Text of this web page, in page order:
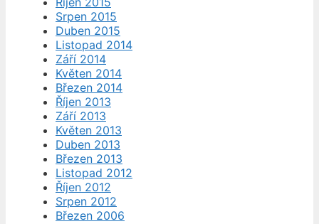
Srpen 2015
Duben 2015
Listopad 2014
Září 2014
Květen 2014
Březen 2014
Říjen 2013
Září 2013
Květen 2013
Duben 2013
Březen 2013
Listopad 2012
Říjen 2012
Srpen 2012
Březen 2006